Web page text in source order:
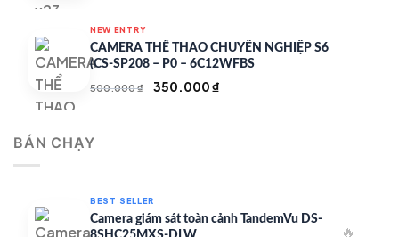
7.000.000 ₫.là:
4.900.000 ₫.
NEW ENTRY
CAMERA THỂ THAO CHUYÊN NGHIỆP S6
(CS-SP208 – P0 – 6C12WFBS
500.000₫
Giá
350.000₫
BÁN CHẠY
BEST SELLER
Camera giám sát toàn cảnh TandemVu DS-
🔥